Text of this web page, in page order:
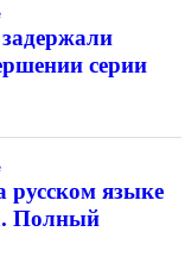
серии
русском языке
Полный